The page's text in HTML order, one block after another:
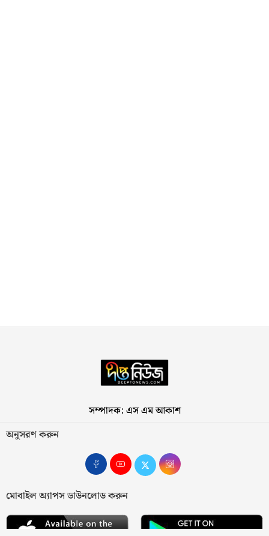
সম্পাদক: এস এম আকাশ
অনুসরণ করুন
মোবাইল অ্যাপস ডাউনলোড করুন